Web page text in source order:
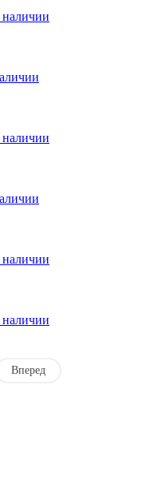
наличии
наличии
наличии
наличии
Вперед